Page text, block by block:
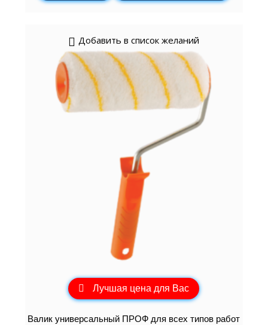
Добавить в список желаний
Лучшая цена для Вас
Валик универсальный ПРОФ для всех типов работ